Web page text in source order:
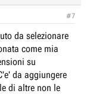
#7
da selezionare
come mia
su
da aggiungere
di altre non le